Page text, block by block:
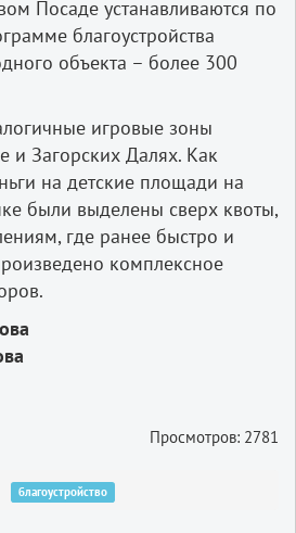
Посаде устанавливаются по
благоустройства
объекта – более 300
игровые зоны
и Загорских Далях. Как
на детские площади на
были выделены сверх квоты,
где ранее быстро и
комплексное
Просмотров: 2781
благоустройство